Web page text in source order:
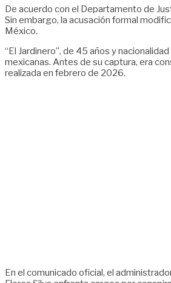
De acuerdo con el Departamento de
Sin embargo, la acusación formal
México.
“El Jardinero”, de 45 años y
mexicanas. Antes de su captura, era
realizada en febrero de 2026.
En el comunicado oficial, el